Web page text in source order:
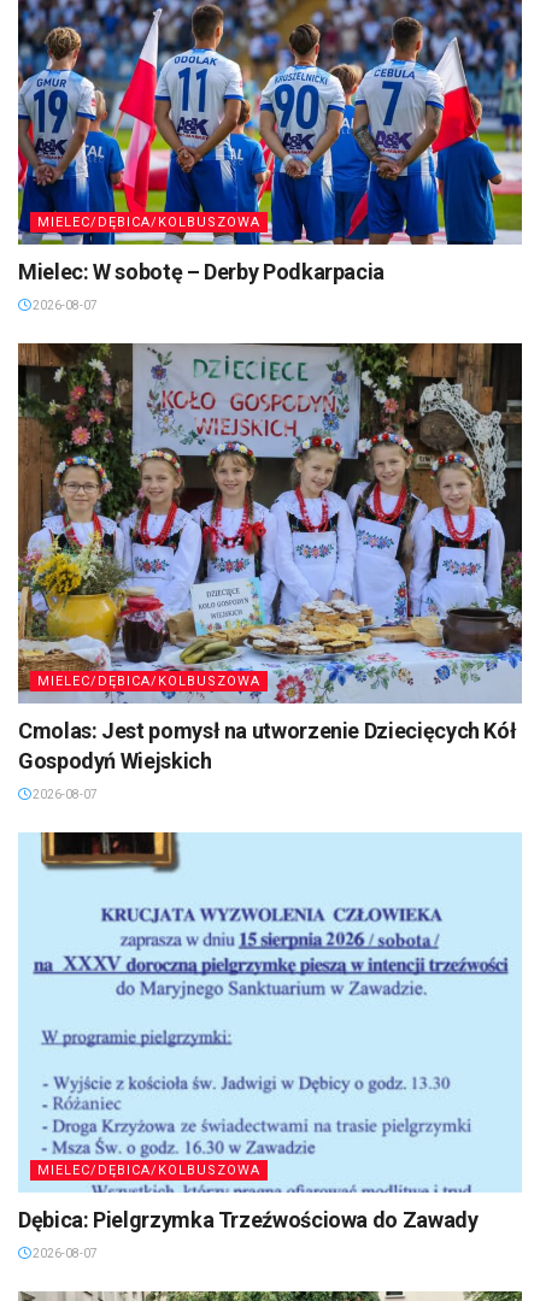
MIELEC/DĘBICA/KOLBUSZOWA
Mielec: W sobotę – Derby Podkarpacia
2026-08-07
MIELEC/DĘBICA/KOLBUSZOWA
Cmolas: Jest pomysł na utworzenie Dziecięcych Kół
Gospodyń Wiejskich
2026-08-07
MIELEC/DĘBICA/KOLBUSZOWA
Dębica: Pielgrzymka Trzeźwościowa do Zawady
2026-08-07